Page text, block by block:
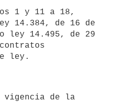
14.384, de 16 de
ley 14.495, de 29